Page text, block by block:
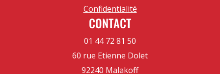
Confidentialité
CONTACT
01 44 72 81 50
60 rue Etienne Dolet
92240 Malakoff